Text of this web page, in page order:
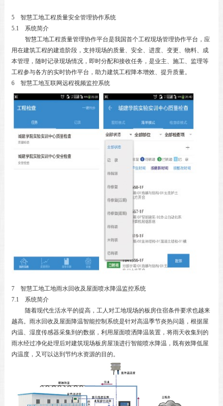
5 智慧工地工程质量安全管理协作系统
5.1 系统简介
智慧工地工程质量管理协作平台是我国首个工程现场管理协作平台，应
用在建筑工程的建造阶段，支持现场的质量、安全、进度、变更、物料、成
本管理，随时记录现场情况，即时分配和接收任务，是业主、施工、监理等
工程参与各方的实时协作平台，助力建筑工程降本增效、提升质量。
6 智慧工地互联网远程视频监控系统
7 智慧工地工地雨水回收及屋面喷水降温监控系统
7.1 系统简介
随着现代生活水平的提高，工人对工地现场的板房住宿条件要求也越来
越高。雨水回收及屋面降温智能控制系统是针对高温季节炎热问题，根据屋
内温、湿度传感器采集到的数据，利用屋面喷洒降温装置，将雨天收集到的
雨水经过净化处理后对建筑现场板房屋顶进行智能喷水降温，既有效降低屋
内温度，又可以达到节约水资源的目的。